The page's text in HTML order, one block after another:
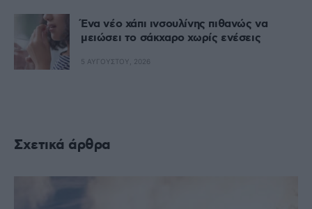
Ένα νέο χάπι ινσουλίνης πιθανώς να
μειώσει το σάκχαρο χωρίς ενέσεις
5 ΑΥΓΟΎΣΤΟΥ, 2026
Σχετικά άρθρα